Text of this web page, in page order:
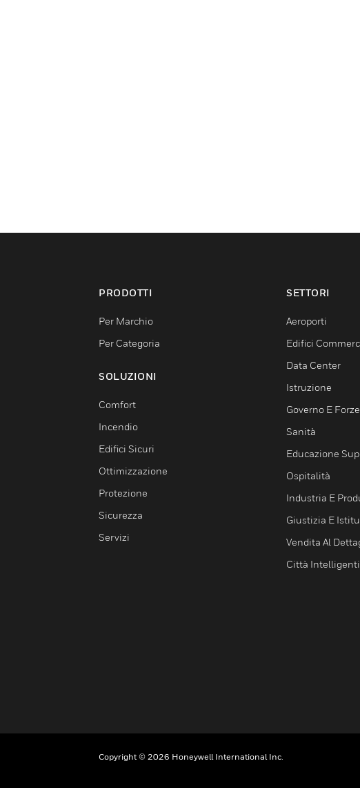
PRODOTTI
Per Marchio
Per Categoria
SOLUZIONI
Comfort
Incendio
Edifici Sicuri
Ottimizzazione
Protezione
Sicurezza
Servizi
SETTORI
Aeroporti
Edifici
Data Center
Istruzione
Governo E
Sanità
Educazione
Ospitalità
Industria E
Giustizia E
Vendita Al
Città Intelligenti
Copyright © 2026 Honeywell International Inc.